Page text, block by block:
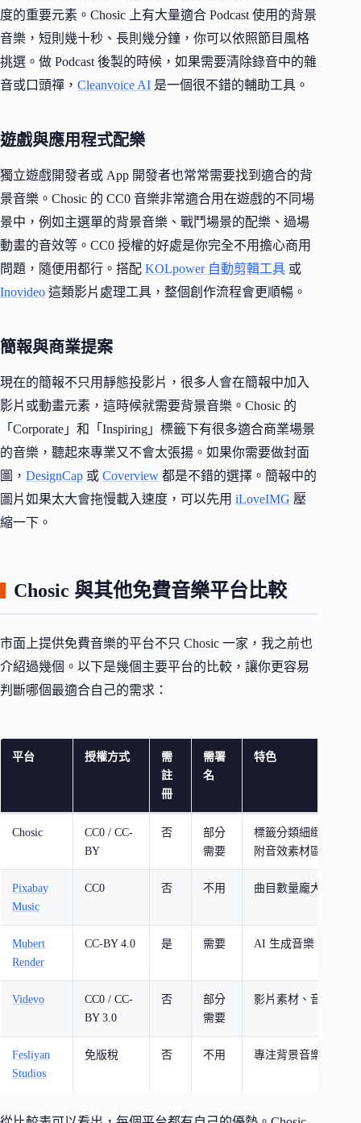
度的重要元素。Chosic 上有大量適合 Podcast 使用的背景
音樂，短則幾十秒、長則幾分鐘，你可以依照節目風格
挑選。做 Podcast 後製的時候，如果需要清除錄音中的雜
音或口頭禪， Cleanvoice AI 是一個很不錯的輔助工具。
遊戲與應用程式配樂
獨立遊戲開發者或 App 開發者也常常需要找到適合的背
景音樂。Chosic 的 CC0 音樂非常適合用在遊戲的不同場
景中，例如主選單的背景音樂、戰鬥場景的配樂、過場
動畫的音效等。CC0 授權的好處是你完全不用擔心商用
問題，隨便用都行。搭配 KOLpower 自動剪輯工具 或
Inovideo 這類影片處理工具，整個創作流程會更順暢。
簡報與商業提案
現在的簡報不只用靜態投影片，很多人會在簡報中加入
影片或動畫元素，這時候就需要背景音樂。Chosic 的
「Corporate」和「Inspiring」標籤下有很多適合商業場景
的音樂，聽起來專業又不會太張揚。如果你需要做封面
圖， DesignCap 或 Coverview 都是不錯的選擇。簡報中的
圖片如果太大會拖慢載入速度，可以先用 iLoveIMG 壓
縮一下。
Chosic 與其他免費音樂平台比較
市面上提供免費音樂的平台不只 Chosic 一家，我之前也
介紹過幾個。以下是幾個主要平台的比較，讓你更容易
判斷哪個最適合自己的需求：
平台 授權方式
需
註
冊
需署
名
特色
Chosic
CC0 / CC-
BY
否
部分
需要
標籤分類細緻，介面
附音效素材區
Pixabay
Music
CC0 否 不用 曲目數量龐大，全站
Mubert
Render
CC-BY 4.0 是 需要 AI 生成音樂，客製
Videvo
CC0 / CC-
BY 3.0
否
部分
需要
影片素材、音樂、音
Fesliyan
Studios
免版稅 否 不用 專注背景音樂，品質